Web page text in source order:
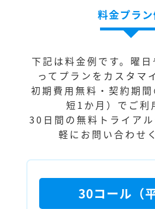
料金プラン
下記は料金例です。曜
ってプランをカスタマ
初期費用無料・契約期
短1か月）でご利
30日間の無料トライア
軽にお問い合わせ
30コール（平